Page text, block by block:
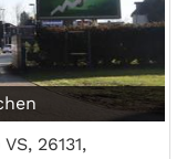
26131,